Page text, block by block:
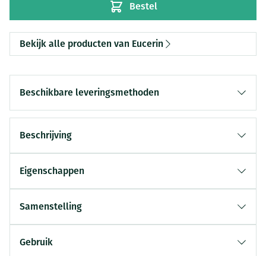
Bestel
Bekijk alle producten van Eucerin
Beschikbare leveringsmethoden
Beschrijving
Eigenschappen
Samenstelling
Gebruik